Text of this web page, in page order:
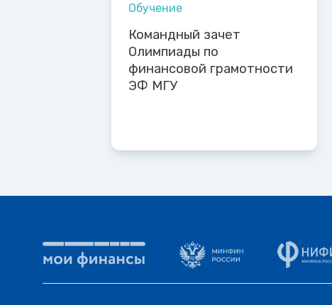
Обучение
Командный зачет
Олимпиады по
финансовой грамотности
ЭФ МГУ